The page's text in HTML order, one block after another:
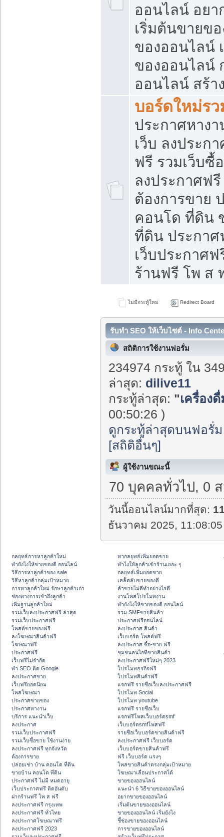
ออนไลน์ อย
เริ่มต้นขายข
ของออนไลน์
ของออนไลน์
ออนไลน์ สร้า
บอร์ดใหม่ร
ประกาศหาง
เว็บ ลงประก
ฟรี รวมเว็บซื้
ลงประกาศฟ
ต้องการขาย
คอนโด ที่ดิน
ที่ดิน ประกา
เว็บประกาศ
ร้านฟรี โพ ส
ไม่มีกระทู้ใหม่ Redirect Board
รับทำ SEO ให้เว็บไซต์ - Info
สถิติการใช้งานฟอรั่ม
234974 กระทู้ ใน
ล่าสุด: dilive11
กระทู้ล่าสุด: "เครื่อง
00:50:26 )
ดูกระทู้ล่าสุดบนฟอรั่ม
[สถิติอื่นๆ]
ผู้ใช้งานขณะนี้
70 บุคคลทั่วไป, 0
วันนี้ออนไลน์มากที่สุด:
ธันวาคม 2025,
กลยุทธ์การหาลูกค้าใหม่
ทํายังไงให้ขายของดี ออนไลน์
วิธีการหาลูกค้าของ sale
วิธีหาลูกค้ากลุ่มเป้าหมาย
การหาลูกค้าใหม่ รักษาลูกค้าเก่า
ช่องทางการเข้าถึงลูกค้า
เพิ่มฐานลูกค้าใหม่
รวมเว็บลงประกาศฟรี ล่าสุด
รวมเว็บประกาศฟรี
โพสต์ขายของฟรี
ลงโฆษณาสินค้าฟรี
โฆษณาฟรี
ประกาศฟรี
เว็บฟรีไม่จำกัด
ทำ SEO ติด Google
ลงประกาศขาย
เว็บฟรียอดนิยม
โพสโฆษณา
ประกาศขายของ
ประกาศหางาน
บริการ แนะนำเว็บ
ลงประกาศ
รวมเว็บประกาศฟรี
รวมเว็บซื้อขาย ใช้งานง่าย
ลงประกาศฟรี ทุกจังหวัด
ต้องการขาย
ปล่อยเช่า บ้าน คอนโด ที่ดิน
ขายบ้าน คอนโด ที่ดิน
ประกาศฟรี ไม่มี หมดอายุ
เว็บประกาศฟรี ติดอันดับ
ฝากร้านฟรี โพ ส ฟรี
ลงประกาศฟรี กรุงเทพ
ลงประกาศฟรี ทั่วไทย
ลงประกาศโฆษณาฟรี
ลงประกาศฟรี 2023
หากลยุทธ์เพิ่มยอดขาย
ทําไงให้ลูกค้าเข้าร้านเยอะ ๆ
กลยุทธ์เพิ่มยอดขาย
เคล็ดลับขายของดี
ค้าขายไม่ดีทำอย่างไรดี
งานโพสโปรโมทงาน
ทํายังไงให้ขายของดี ออนไลน์
รวม SMFขายสินค้า
ประกาศฟรีออนไลน์
ลงประกาศ สินค้า
เว็บบอร์ด โพสต์ฟรี
ลงประกาศ ซื้อ-ขาย ฟรี
ชุมชนคนไอทีขายสินค้า
ลงประกาศฟรีใหม่ๆ 2023
โปรโมทธุรกิจฟรี
โปรโมทสินค้าฟรี
แจกฟรี รายชื่อเว็บลงประกาศฟรี
โปรโมท Social
โปรโมท youtube
แจกฟรี รายชื่อเว็บ
แจกฟรีโพสเว็บบอร์ดsmf
เว็บบอร์ดsmfโพสฟรี
รายชื่อเว็บบอร์ดขายสินค้าฟรี
ลงประกาศฟรี เว็บบอร์ด
เว็บบอร์ดขายสินค้าฟรี
ฟรี เว็บบอร์ด แรงๆ
โพสขายสินค้าตรงกลุ่มเป้าหมาย
โฆษณาเลื่อนประกาศได้
ขายของออนไลน์
แนะนำ 6 วิธีขายของออนไลน์
อยากขายของออนไลน์
เริ่มต้นขายของออนไลน์
ขายของออนไลน์ เริ่มยังไง
ชี้ช่องขายของออนไลน์
การขายของออนไลน์